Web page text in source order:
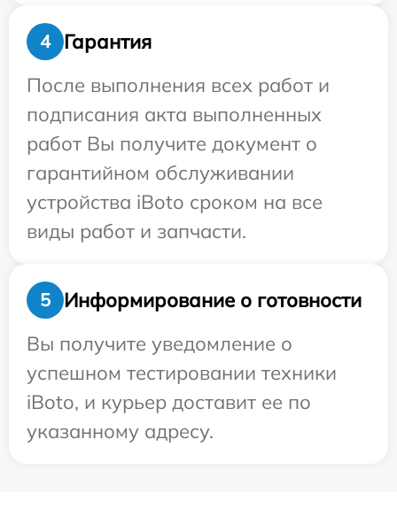
4
Гарантия
После выполнения всех работ и
подписания акта выполненных
работ Вы получите документ о
гарантийном обслуживании
устройства iBoto сроком на все
виды работ и запчасти.
5
Информирование о готовности
Вы получите уведомление о
успешном тестировании техники
iBoto, и курьер доставит ее по
указанному адресу.